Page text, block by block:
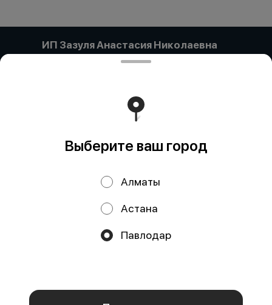
аналитических сервисов согласно нашейполитике
конфиденциальности
ИП Зазуля Анастасия Николаевна
Компания:: ИП ЗАЗУЛЯ АНАСТАСИЯ НИКОЛАЕВНА
Работает на эффективном ядре
Политика конфиденциальности
Выберите ваш город
Алматы
Астана
Павлодар